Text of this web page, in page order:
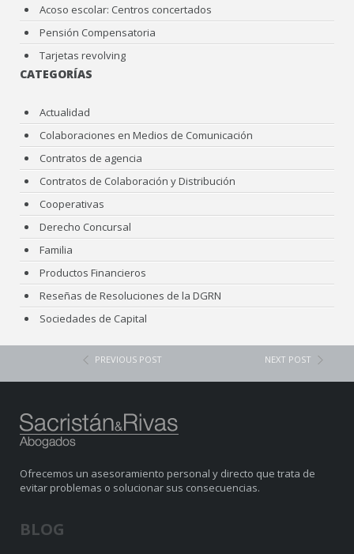
Acoso escolar: Centros concertados
Pensión Compensatoria
Tarjetas revolving
CATEGORÍAS
Actualidad
Colaboraciones en Medios de Comunicación
Contratos de agencia
Contratos de Colaboración y Distribución
Cooperativas
Derecho Concursal
Familia
Productos Financieros
Reseñas de Resoluciones de la DGRN
Sociedades de Capital
PREVIOUS POST NEXT POST
Ofrecemos un asesoramiento personal y directo que trata de
evitar problemas o solucionar sus consecuencias.
BLOG